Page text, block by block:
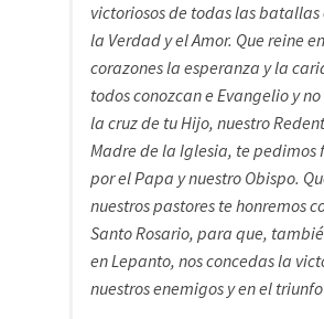
victoriosos de todas las batallas
la Verdad y el Amor. Que reine
corazones la esperanza y la
todos conozcan e Evangelio y
la cruz de tu Hijo, nuestro
Madre de la Iglesia, te pedimos
por el Papa y nuestro Obispo.
nuestros pastores te honremos
Santo Rosario, para que,
en Lepanto, nos concedas la
nuestros enemigos y en el